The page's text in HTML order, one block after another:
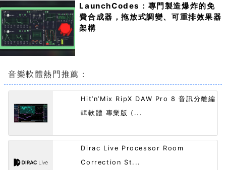
LaunchCodes：專門製造爆炸的免
費合成器，拖放式調變、可重排效果器
架構
音樂軟體熱門推薦：
Hit’n’Mix RipX DAW Pro 8 音訊分離編
輯軟體 專業版 (...
Dirac Live Processor Room
Correction St...